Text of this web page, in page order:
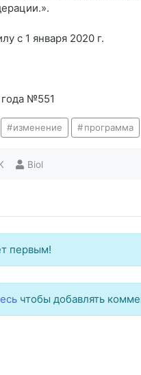
с 1 января 2020 г.
№551
изменение программа
Biol
первым!
чтобы добавлять